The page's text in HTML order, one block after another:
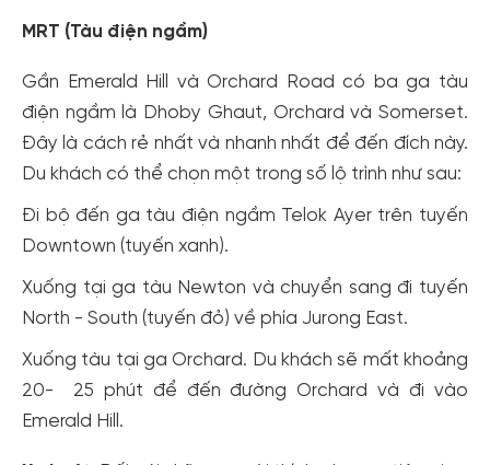
MRT (Tàu điện ngầm)
Gần Emerald Hill và Orchard Road có ba ga tàu
điện ngầm là Dhoby Ghaut, Orchard và Somerset.
Đây là cách rẻ nhất và nhanh nhất để đến đích này.
Du khách có thể chọn một trong số lộ trình như sau:
Đi bộ đến ga tàu điện ngầm Telok Ayer trên tuyến
Downtown (tuyến xanh).
Xuống tại ga tàu Newton và chuyển sang đi tuyến
North - South (tuyến đỏ) về phía Jurong East.
Xuống tàu tại ga Orchard. Du khách sẽ mất khoảng
20- 25 phút để đến đường Orchard và đi vào
Emerald Hill.